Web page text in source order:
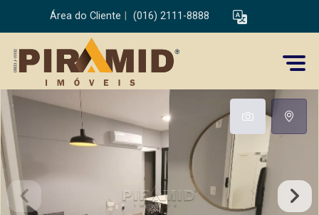
Área do Cliente (016) 2111-8888